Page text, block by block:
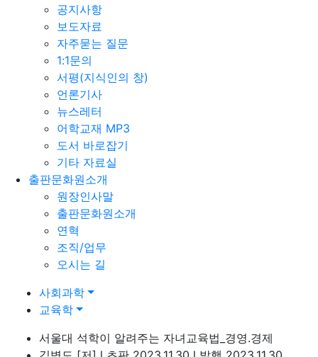
공지사항
보도자료
자주묻는 질문
1:1문의
서평(지식인의 창)
언론기사
뉴스레터
어학교재 MP3
도서 바로잡기
기타 자료실
출판문화원소개
원장인사말
출판문화원소개
연혁
조직/업무
오시는 길
사회과학
교육학
서울대 석학이 알려주는 자녀교육법_경영.경제